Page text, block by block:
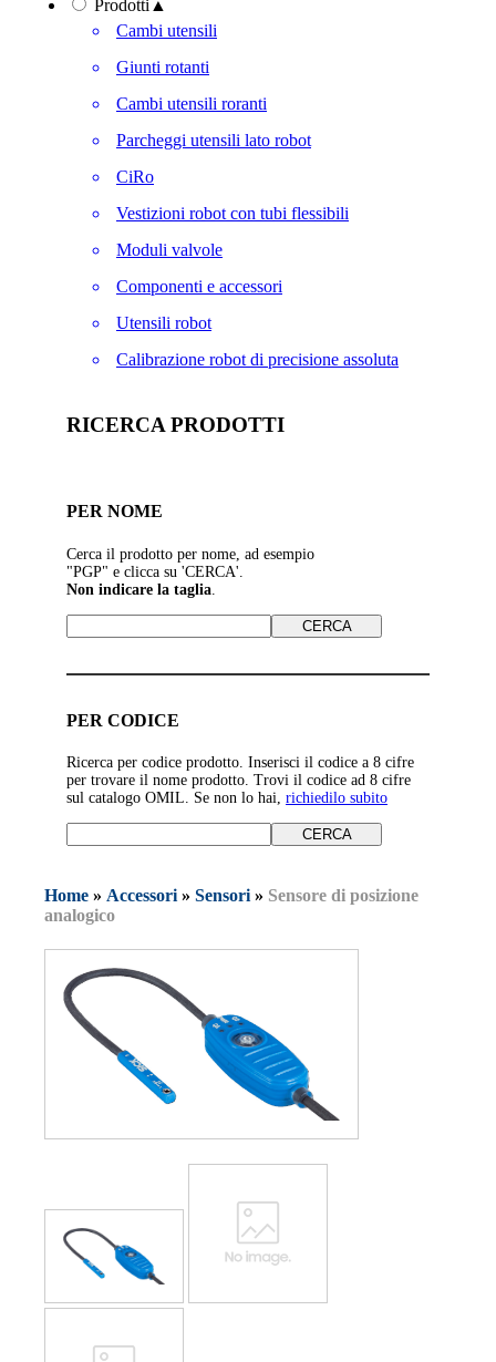
Prodotti ▲
Cambi utensili
Giunti rotanti
Cambi utensili roranti
Parcheggi utensili lato robot
CiRo
Vestizioni robot con tubi flessibili
Moduli valvole
Componenti e accessori
Utensili robot
Calibrazione robot di precisione assoluta
RICERCA PRODOTTI
PER NOME
Cerca il prodotto per nome, ad esempio
"PGP" e clicca su 'CERCA'.
Non indicare la taglia
PER CODICE
Ricerca per codice prodotto. Inserisci il codice a 8 cifre
per trovare il nome prodotto. Trovi il codice ad 8 cifre
sul catalogo OMIL. Se non lo hai, richiedilo subito
Home » Accessori » Sensori » Sensore di posizione
analogico